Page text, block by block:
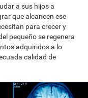
a sus hijos a
que alcancen ese
para crecer y
pequeño se regenera
adquiridos a lo
calidad de